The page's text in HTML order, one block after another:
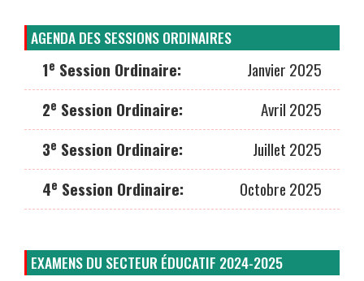
AGENDA DES SESSIONS ORDINAIRES
1e Session Ordinaire:
Janvier 2025
2e Session Ordinaire:
Avril 2025
3e Session Ordinaire:
Juillet 2025
4e Session Ordinaire: Octobre 2025
EXAMENS DU SECTEUR ÉDUCATIF 2024-2025